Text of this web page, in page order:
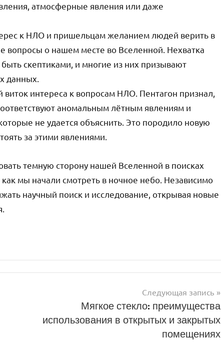
атмосферные явления или даже
к НЛО и пришельцам желанием людей верить в
вопросы о нашем месте во Вселенной. Нехватка
скептиками, и многие из них призывают
данных.
интереса к вопросам НЛО. Пентагон признал,
аномальным лётным явлениям и
не удается объяснить. Это породило новую
за этими явлениями.
темную сторону нашей Вселенной в поисках
мы начали смотреть в ночное небо. Независимо
научный поиск и исследование, открывая новые
Следующая запись
Мягкое стекло: преимущества
использования в открытых и закрытых
помещениях